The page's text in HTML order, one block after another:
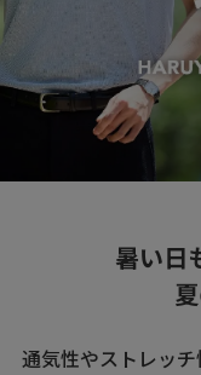
暑い日
通気性やストレッ